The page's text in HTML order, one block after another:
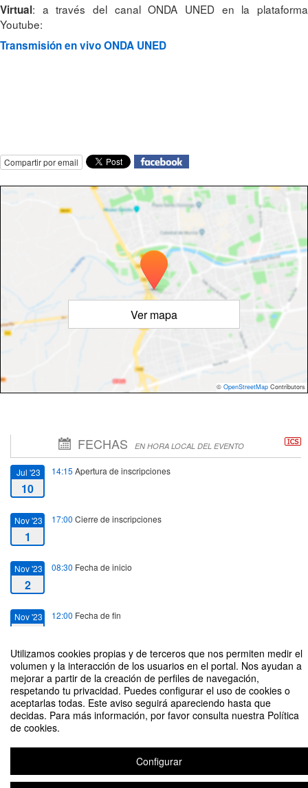
Utilizamos cookies propias y de terceros que nos permiten medir el
volumen y la interacción de los usuarios en el portal. Nos ayudan a
mejorar a partir de la creación de perfiles de navegación,
respetando tu privacidad. Puedes configurar el uso de cookies o
aceptarlas todas. Este aviso seguirá apareciendo hasta que
decidas. Para más información, por favor consulta nuestra Política
de cookies.
Configurar
Virtual: a través del canal ONDA UNED en la plataforma
Youtube:
Transmisión en vivo ONDA UNED
Compartir por email
Ver mapa
© OpenStreetMap Contributors
FECHAS EN HORA LOCAL DEL EVENTO
Jul '23
10
14:15 Apertura de inscripciones
Nov '23
1
17:00 Cierre de inscripciones
Nov '23
2
08:30 Fecha de inicio
Nov '23 12:00 Fecha de fin
VII Foro Gestión de Calidad e Innovación en la Educación Superior
Aviso legal|Contacto
Plataforma de organización de eventos Symposium
Copyright © 2026